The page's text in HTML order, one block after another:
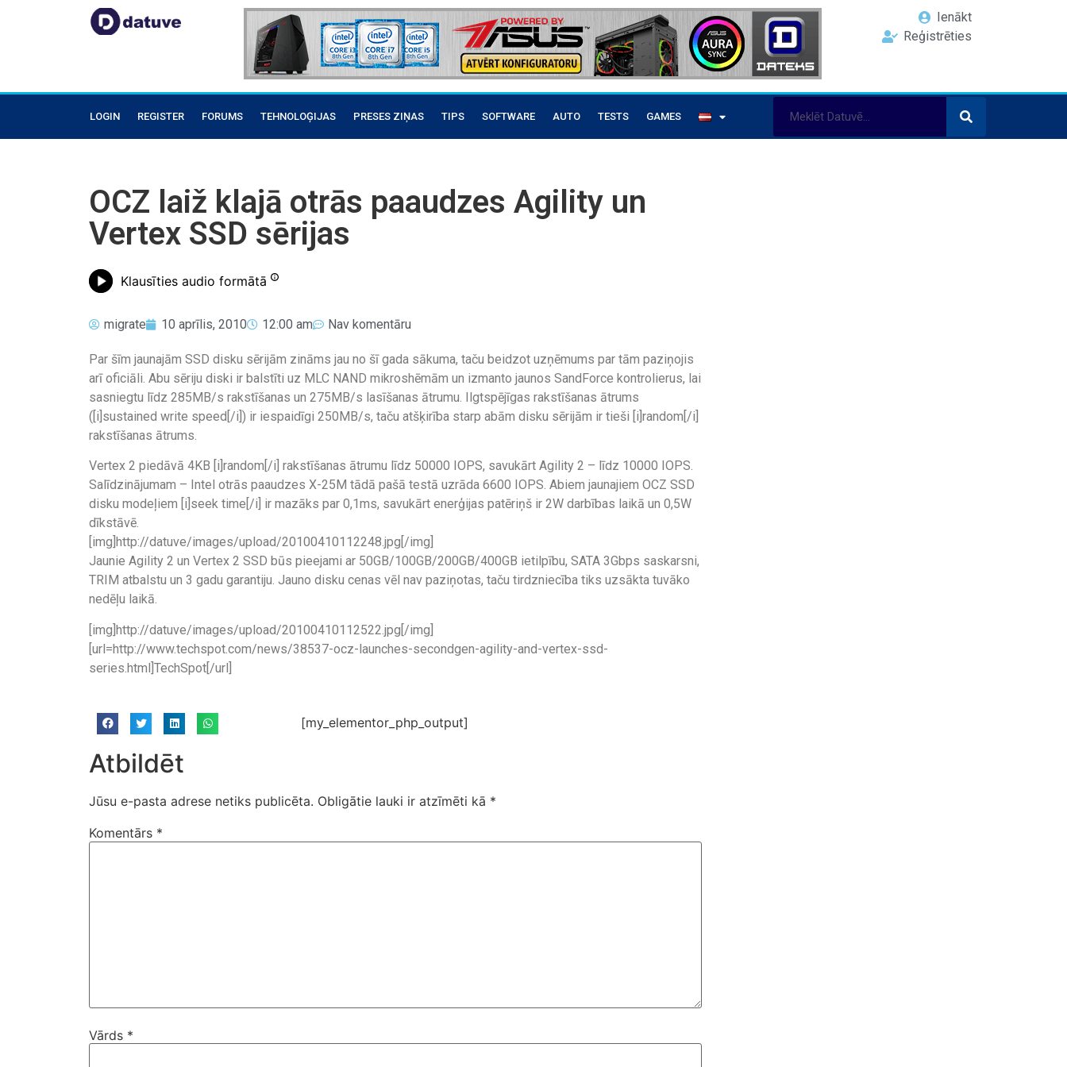
Ienākt
Reģistrēties
LOGIN REGISTER FORUMS TEHNOLOĢIJAS PRESES ZIŅAS TIPS SOFTWARE AUTO TESTS GAMES
OCZ laiž klajā otrās paaudzes Agility un
Vertex SSD sērijas
Klausīties audio formātā
migrate 10 aprīlis, 2010 12:00 am Nav komentāru
Par šīm jaunajām SSD disku sērijām zināms jau no šī gada sākuma, taču beidzot uzņēmums par tām paziņojis
arī oficiāli. Abu sēriju diski ir balstīti uz MLC NAND mikroshēmām un izmanto jaunos SandForce kontrolierus, lai
sasniegtu līdz 285MB/s rakstīšanas un 275MB/s lasīšanas ātrumu. Ilgtspējīgas rakstīšanas ātrums
([i]sustained write speed[/i]) ir iespaidīgi 250MB/s, taču atšķirība starp abām disku sērijām ir tieši [i]random[/i]
rakstīšanas ātrums.
Vertex 2 piedāvā 4KB [i]random[/i] rakstīšanas ātrumu līdz 50000 IOPS, savukārt Agility 2 – līdz 10000 IOPS.
Salīdzinājumam – Intel otrās paaudzes X-25M tādā pašā testā uzrāda 6600 IOPS. Abiem jaunajiem OCZ SSD
disku modeļiem [i]seek time[/i] ir mazāks par 0,1ms, savukārt enerģijas patēriņš ir 2W darbības laikā un 0,5W
dīkstāvē.
[img]http://datuve/images/upload/20100410112248.jpg[/img]
Jaunie Agility 2 un Vertex 2 SSD būs pieejami ar 50GB/100GB/200GB/400GB ietilpību, SATA 3Gbps saskarsni,
TRIM atbalstu un 3 gadu garantiju. Jauno disku cenas vēl nav paziņotas, taču tirdzniecība tiks uzsākta tuvāko
nedēļu laikā.
[img]http://datuve/images/upload/20100410112522.jpg[/img]
[url=http://www.techspot.com/news/38537-ocz-launches-secondgen-agility-and-vertex-ssd-
series.html]TechSpot[/url]
[my_elementor_php_output]
Atbildēt
Jūsu e-pasta adrese netiks publicēta. Obligātie lauki ir atzīmēti kā *
Komentārs *
Vārds *